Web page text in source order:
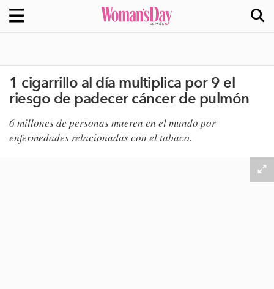
1 cigarrillo al día multiplica por 9 el
riesgo de padecer cáncer de pulmón
6 millones de personas mueren en el mundo por
enfermedades relacionadas con el tabaco.